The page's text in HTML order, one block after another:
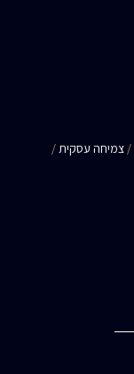
/ צמיחה עסקית/